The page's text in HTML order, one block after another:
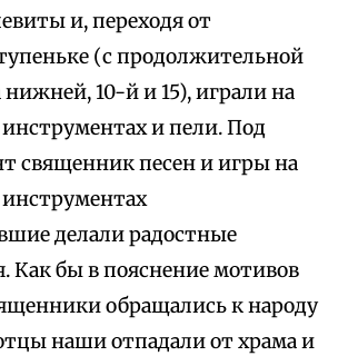
и, переходя от
(с продолжительной
нижней, 10-й и 15), играли на
и пели. Под
священник песен и игры на
делали радостные
Как бы в пояснение мотивов
обращались к народу
наши отпадали от храма и